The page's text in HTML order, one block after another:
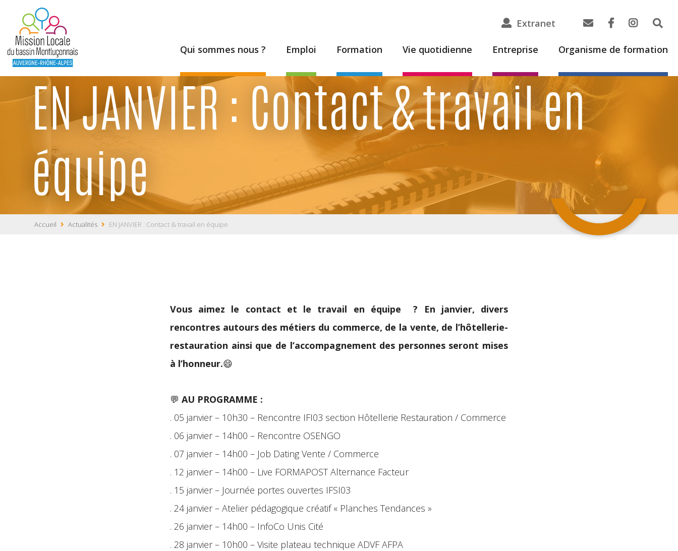
Extranet
Qui sommes nous ? Emploi Formation Vie quotidienne Entreprise Organisme de formation
EN JANVIER : Contact & travail en
équipe
Accueil Actualités EN JANVIER : Contact & travail en équipe
Vous aimez le contact et le travail en équipe ? En janvier, divers
rencontres autours des métiers du commerce, de la vente, de l’hôtellerie-
restauration ainsi que de l’accompagnement des personnes seront mises
à l’honneur.😄
💬 AU PROGRAMME :
. 05 janvier – 10h30 – Rencontre IFI03 section Hôtellerie Restauration / Commerce
. 06 janvier – 14h00 – Rencontre OSENGO
. 07 janvier – 14h00 – Job Dating Vente / Commerce
. 12 janvier – 14h00 – Live FORMAPOST Alternance Facteur
. 15 janvier – Journée portes ouvertes IFSI03
. 24 janvier – Atelier pédagogique créatif « Planches Tendances »
. 26 janvier – 14h00 – InfoCo Unis Cité
. 28 janvier – 10h00 – Visite plateau technique ADVF AFPA